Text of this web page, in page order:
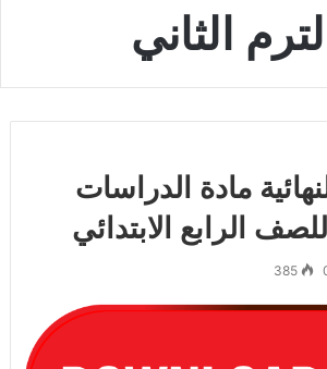
الثاني
مادة الدراسات
الرابع الابتدائي
385